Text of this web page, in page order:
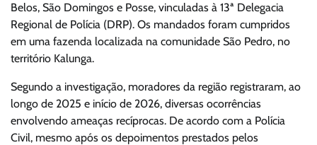
Belos, São Domingos e Posse, vinculadas à 13ª Delegacia
Regional de Polícia (DRP). Os mandados foram cumpridos
em uma fazenda localizada na comunidade São Pedro, no
território Kalunga.
Segundo a investigação, moradores da região registraram, ao
longo de 2025 e início de 2026, diversas ocorrências
envolvendo ameaças recíprocas. De acordo com a Polícia
Civil, mesmo após os depoimentos prestados pelos